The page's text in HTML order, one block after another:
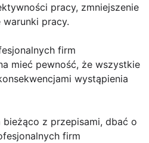
pracy, zmniejszenie
pracy.
firm
mieć pewność, że wszystkie
wystąpienia
z przepisami, dbać o
firm